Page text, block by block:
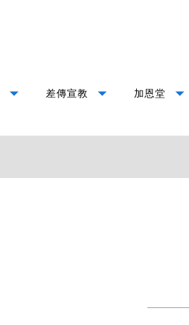
arrow_drop_down 差傳宣教 arrow_drop_down 加恩堂 arrow_drop_down